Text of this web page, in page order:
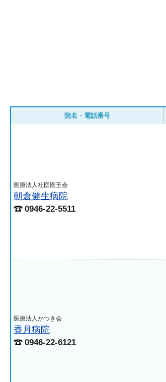
院名・電話番号
医療法人社団医王会
朝倉健生病院
0946-22-5511
医療法人かつき会
香月病院
0946-22-6121